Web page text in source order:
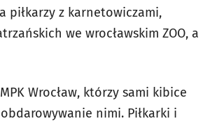
piłkarzy z karnetowiczami,
we wrocławskim ZOO, a
Wrocław, którzy sami kibice
nimi. Piłkarki i